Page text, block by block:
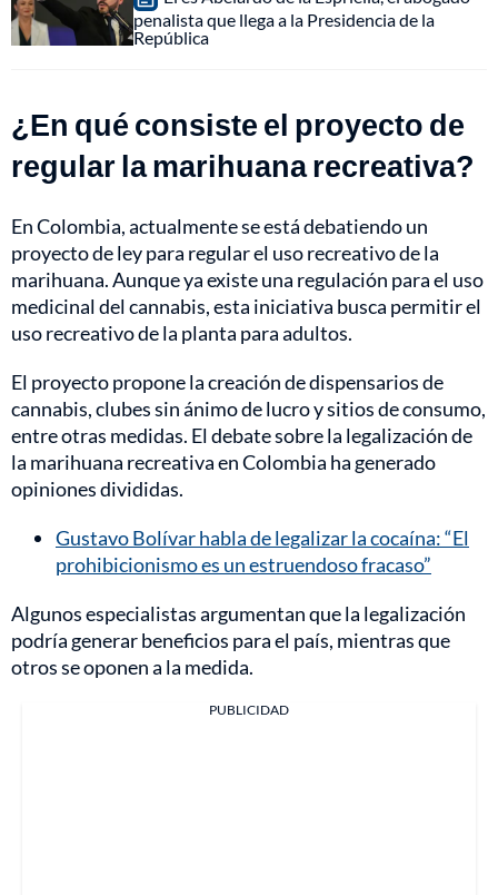
penalista que llega a la Presidencia de la
República
¿En qué consiste el proyecto de
regular la marihuana recreativa?
En Colombia, actualmente se está debatiendo un
proyecto de ley para regular el uso recreativo de la
marihuana. Aunque ya existe una regulación para el uso
medicinal del cannabis, esta iniciativa busca permitir el
uso recreativo de la planta para adultos.
El proyecto propone la creación de dispensarios de
cannabis, clubes sin ánimo de lucro y sitios de consumo,
entre otras medidas. El debate sobre la legalización de
la marihuana recreativa en Colombia ha generado
opiniones divididas.
Gustavo Bolívar habla de legalizar la cocaína: “El
prohibicionismo es un estruendoso fracaso”
Algunos especialistas argumentan que la legalización
podría generar beneficios para el país, mientras que
otros se oponen a la medida.
PUBLICIDAD